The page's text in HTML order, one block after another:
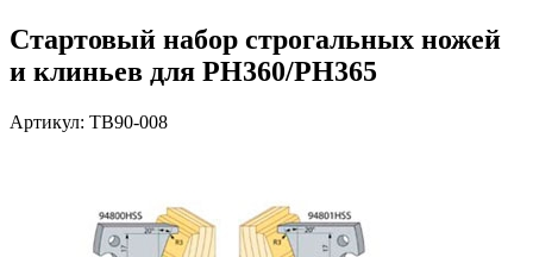
Стартовый набор строгальных ножей
и клиньев для PH360/PH365
Артикул: TB90-008